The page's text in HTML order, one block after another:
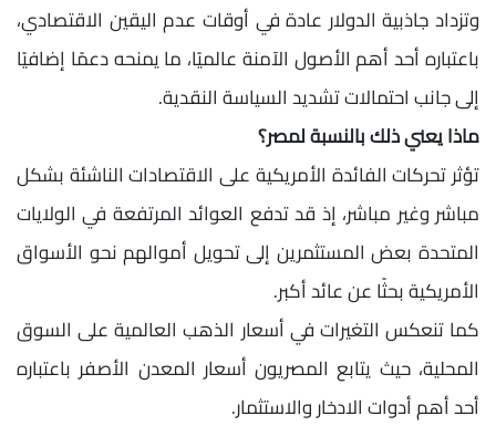
وتزداد جاذبية الدولار عادة في أوقات عدم اليقين الاقتصادي،
باعتباره أحد أهم الأصول الآمنة عالميًا، ما يمنحه دعمًا إضافيًا
إلى جانب احتمالات تشديد السياسة النقدية.
ماذا يعني ذلك بالنسبة لمصر؟
تؤثر تحركات الفائدة الأمريكية على الاقتصادات الناشئة بشكل
مباشر وغير مباشر، إذ قد تدفع العوائد المرتفعة في الولايات
المتحدة بعض المستثمرين إلى تحويل أموالهم نحو الأسواق
الأمريكية بحثًا عن عائد أكبر.
كما تنعكس التغيرات في أسعار الذهب العالمية على السوق
المحلية، حيث يتابع المصريون أسعار المعدن الأصفر باعتباره
أحد أهم أدوات الادخار والاستثمار.